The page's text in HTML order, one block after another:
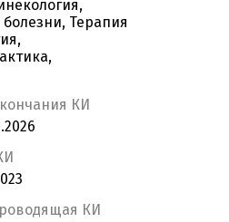
Терапия
КИ
КИ